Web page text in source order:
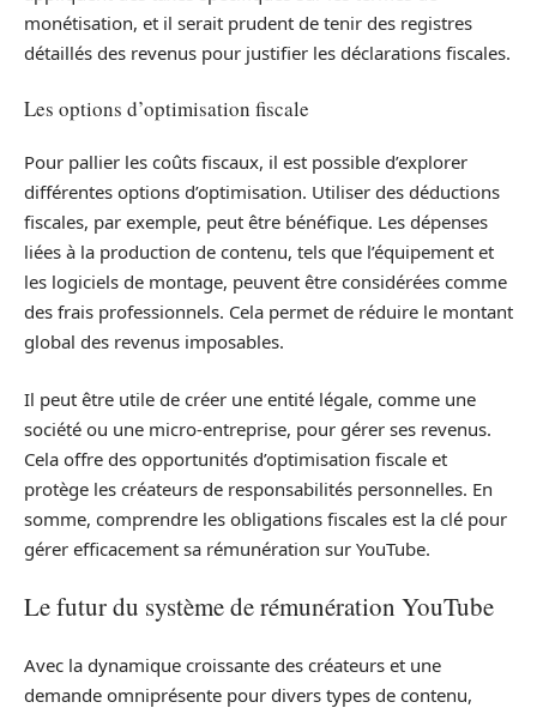
monétisation, et il serait prudent de tenir des registres
détaillés des revenus pour justifier les déclarations fiscales.
Les options d’optimisation fiscale
Pour pallier les coûts fiscaux, il est possible d’explorer
différentes options d’optimisation. Utiliser des déductions
fiscales, par exemple, peut être bénéfique. Les dépenses
liées à la production de contenu, tels que l’équipement et
les logiciels de montage, peuvent être considérées comme
des frais professionnels. Cela permet de réduire le montant
global des revenus imposables.
Il peut être utile de créer une entité légale, comme une
société ou une micro-entreprise, pour gérer ses revenus.
Cela offre des opportunités d’optimisation fiscale et
protège les créateurs de responsabilités personnelles. En
somme, comprendre les obligations fiscales est la clé pour
gérer efficacement sa rémunération sur YouTube.
Le futur du système de rémunération YouTube
Avec la dynamique croissante des créateurs et une
demande omniprésente pour divers types de contenu,